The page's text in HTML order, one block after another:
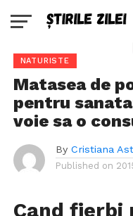
NATURISTE
Matasea de
pentru
voie sa o
By Cristiana Ast
Published on
Cand fierbi